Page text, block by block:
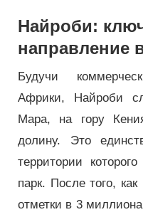
Найроби:
направление
Будучи
Африки, Найроби
Мара, на гору
долину. Это
территории
парк. После того,
отметки в 3